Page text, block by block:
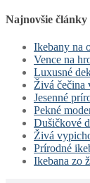
Najnovšie články
Ikebany na
Vence na
Luxusné
Živá čečina
Jesenné
Pekné
Dušičkové
Živá
Prírodné
Ikebana zo